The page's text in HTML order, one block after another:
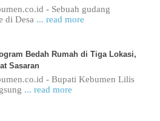
- Sebuah gudang
di Desa ... read more
Bedah Rumah di Tiga Lokasi,
Sasaran
- Bupati Kebumen Lilis
... read more